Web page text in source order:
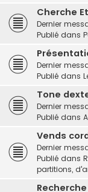
Cherche
Dernier
Publié dans
Dernier
Publié dans
Tone
Dernier
Publié dans
Vends
Dernier
Publié dans
partitions,